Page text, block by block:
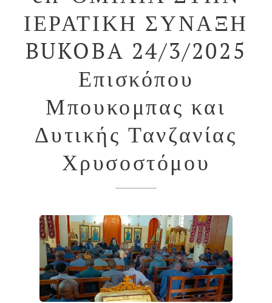
ΙΕΡΑΤΙΚΗ ΣΥΝΑΞΗ
BUKOBA 24/3/2025
Επισκόπου
Μπουκομπας και
Δυτικής Τανζανίας
Χρυσοστόμου